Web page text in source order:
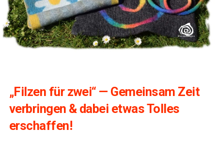
„Fil­zen für zwei“ — Gemein­sam Zeit
ver­brin­gen & dabei etwas Tol­les
erschaf­fen!